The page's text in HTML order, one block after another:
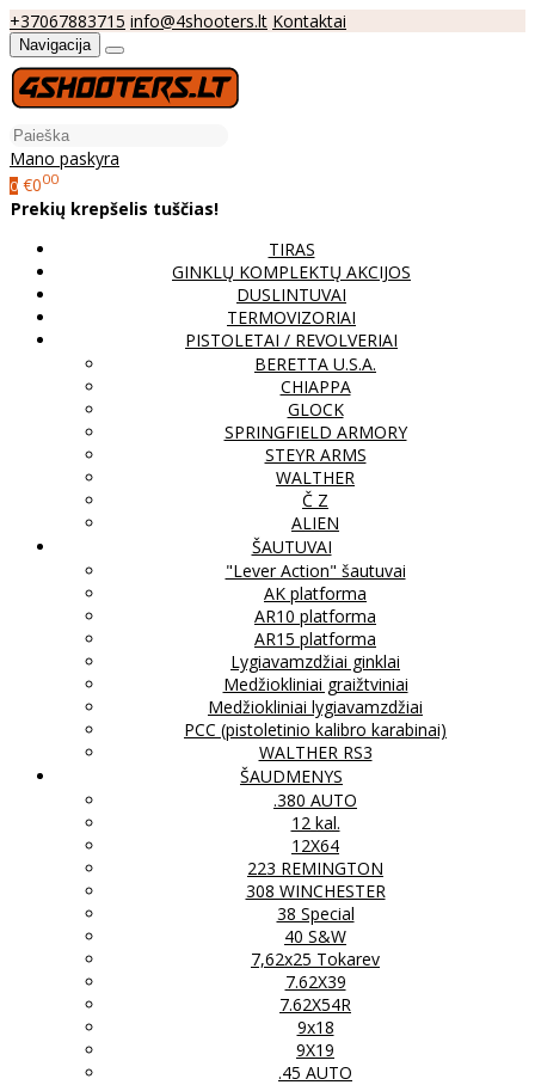
+37067883715 info@4shooters.lt Kontaktai
Navigacija
Mano paskyra
0 €000
Prekių krepšelis tuščias!
TIRAS
GINKLŲ KOMPLEKTŲ AKCIJOS
DUSLINTUVAI
TERMOVIZORIAI
PISTOLETAI / REVOLVERIAI
BERETTA U.S.A.
CHIAPPA
GLOCK
SPRINGFIELD ARMORY
STEYR ARMS
WALTHER
Č Z
ALIEN
ŠAUTUVAI
"Lever Action" šautuvai
AK platforma
AR10 platforma
AR15 platforma
Lygiavamzdžiai ginklai
Medžiokliniai graižtviniai
Medžiokliniai lygiavamzdžiai
PCC (pistoletinio kalibro karabinai)
WALTHER RS3
ŠAUDMENYS
.380 AUTO
12 kal.
12X64
223 REMINGTON
308 WINCHESTER
38 Special
40 S&W
7,62x25 Tokarev
7.62X39
7.62X54R
9x18
9X19
.45 AUTO